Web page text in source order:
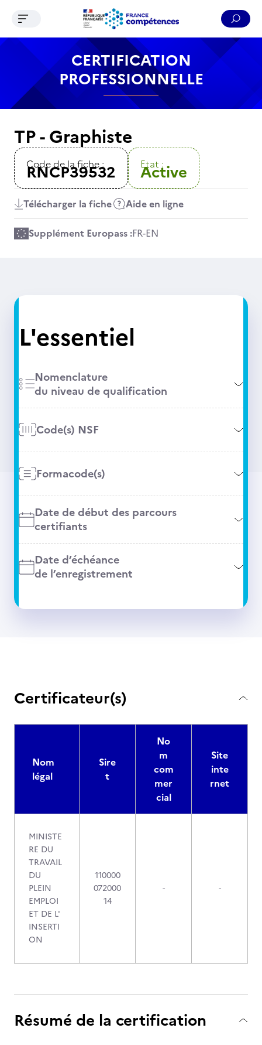
Contenu Recherche Menu Pied de page
Ouvrir le menu de navigation
CERTIFICATION
PROFESSIONNELLE
TP - Graphiste
Code de la fiche :
RNCP39532 Etat :
Active
Télécharger la fiche Aide en ligne
Supplément Europass :FR-EN
L'essentiel
Nomenclature
du niveau de qualification
Code(s) NSF
Formacode(s)
Date de début des parcours
certifiants
Date d’échéance
de l’enregistrement
Certificateur(s)
Nom
légal
Sire
t
No
m
com
mer
cial
Site
inte
rnet
MINISTE
RE DU
TRAVAIL
DU
PLEIN
EMPLOI
ET DE L'
INSERTI
ON
110000
072000
14
- -
Résumé de la certification